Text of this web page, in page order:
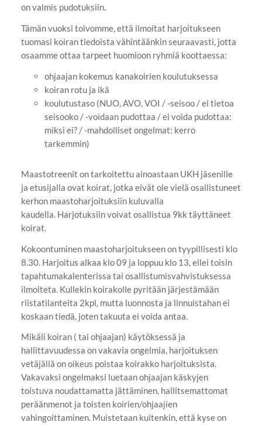
on valmis pudotuksiin.
Tämän vuoksi toivomme, että ilmoitat harjoitukseen
tuomasi koiran tiedoista vähintäänkin seuraavasti, jotta
osaamme ottaa tarpeet huomioon ryhmiä koottaessa:
ohjaajan kokemus kanakoirien koulutuksessa
koiran rotu ja ikä
koulutustaso (NUO, AVO, VOI / -seisoo / ei tietoa
seisooko / -voidaan pudottaa / ei voida pudottaa:
miksi ei? / -mahdolliset ongelmat: kerro
tarkemmin)
Maastotreenit on tarkoitettu ainoastaan UKH jäsenille
ja etusijalla ovat koirat, jotka eivät ole vielä osallistuneet
kerhon maastoharjoituksiin kuluvalla
kaudella. Harjotuksiin voivat osallistua 9kk täyttäneet
koirat.
Kokoontuminen maastoharjoitukseen on tyypillisesti klo
8.30. Harjoitus alkaa klo 09 ja loppuu klo 13, ellei toisin
tapahtumakalenterissa tai osallistumisvahvistuksessa
ilmoiteta. Kullekin koirakolle pyritään järjestämään
riistatilanteita 2kpl, mutta luonnosta ja linnuistahan ei
koskaan tiedä, joten takuuta ei voida antaa.
Mikäli koiran ( tai ohjaajan) käytöksessä ja
hallittavuudessa on vakavia ongelmia, harjoituksen
vetäjällä on oikeus poistaa koirakko harjoituksista.
Vakavaksi ongelmaksi luetaan ohjaajan käskyjen
toistuva noudattamatta jättäminen, hallitsemattomat
peräänmenot ja toisten koirien/ohjaajien
vahingoittaminen. Muistetaan kuitenkin, että kyse on